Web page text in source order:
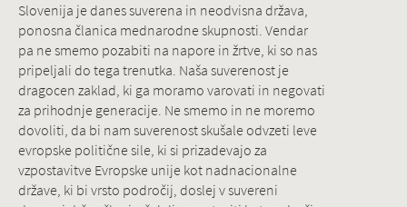
Slovenija je danes suverena in neodvisna država,
ponosna članica mednarodne skupnosti. Vendar
pa ne smemo pozabiti na napore in žrtve, ki so nas
pripeljali do tega trenutka. Naša suverenost je
dragocen zaklad, ki ga moramo varovati in negovati
za prihodnje generacije. Ne smemo in ne moremo
dovoliti, da bi nam suverenost skušale odvzeti leve
evropske politične sile, ki si prizadevajo za
vzpostavitve Evropske unije kot nadnacionalne
države, ki bi vrsto področij, doslej v suvereni